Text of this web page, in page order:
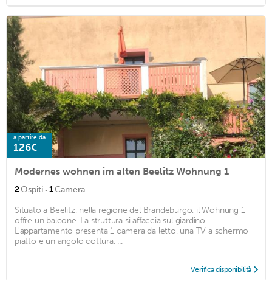
a partire da
126€
Modernes wohnen im alten Beelitz Wohnung 1
2Ospiti · 1Camera
Situato a Beelitz, nella regione del Brandeburgo, il Wohnung 1
offre un balcone. La struttura si affaccia sul giardino.
L'appartamento presenta 1 camera da letto, una TV a schermo
piatto e un angolo cottura. ...
Verifica disponibilità